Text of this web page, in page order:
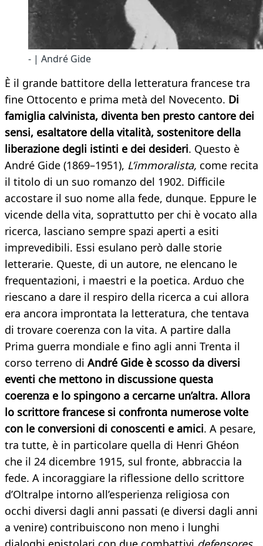
- | André Gide
È il grande battitore della letteratura francese tra
fine Ottocento e prima metà del Novecento. Di
famiglia calvinista, diventa ben presto cantore dei
sensi, esaltatore della vitalità, sostenitore della
liberazione degli istinti e dei desideri. Questo è
André Gide (1869–1951), L’immoralista, come recita
il titolo di un suo romanzo del 1902. Difficile
accostare il suo nome alla fede, dunque. Eppure le
vicende della vita, soprattutto per chi è vocato alla
ricerca, lasciano sempre spazi aperti a esiti
imprevedibili. Essi esulano però dalle storie
letterarie. Queste, di un autore, ne elencano le
frequentazioni, i maestri e la poetica. Arduo che
riescano a dare il respiro della ricerca a cui allora
era ancora improntata la letteratura, che tentava
di trovare coerenza con la vita. A partire dalla
Prima guerra mondiale e fino agli anni Trenta il
corso terreno di André Gide è scosso da diversi
eventi che mettono in discussione questa
coerenza e lo spingono a cercarne un’altra. Allora
lo scrittore francese si confronta numerose volte
con le conversioni di conoscenti e amici. A pesare,
tra tutte, è in particolare quella di Henri Ghéon
che il 24 dicembre 1915, sul fronte, abbraccia la
fede. A incoraggiare la riflessione dello scrittore
d’Oltralpe intorno all’esperienza religiosa con
occhi diversi dagli anni passati (e diversi dagli anni
a venire) contribuiscono non meno i lunghi